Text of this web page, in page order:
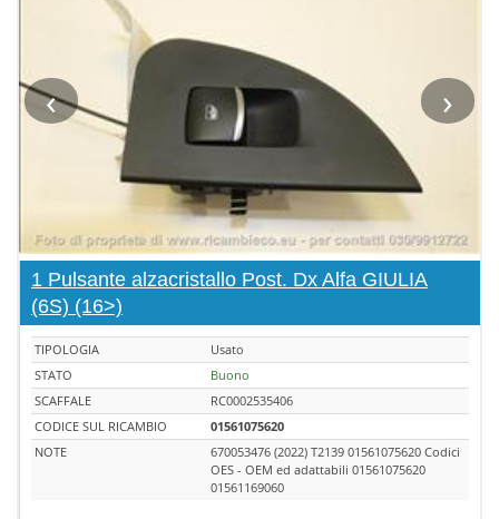
‹ ›
1 Pulsante alzacristallo Post. Dx Alfa GIULIA
(6S) (16>)
TIPOLOGIA
Usato
STATO
Buono
SCAFFALE
RC0002535406
CODICE SUL RICAMBIO
01561075620
NOTE
670053476 (2022) T2139 01561075620 Codici
OES - OEM ed adattabili 01561075620
01561169060